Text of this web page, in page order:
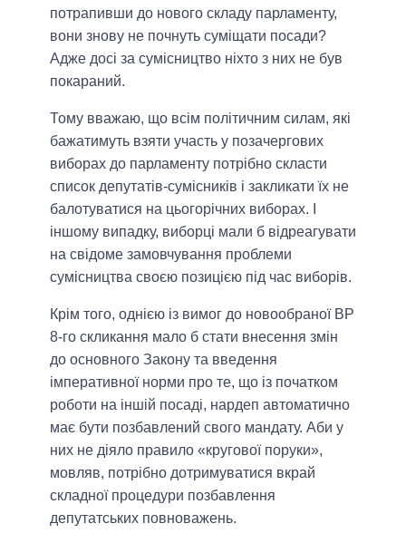
потрапивши до нового складу парламенту,
вони знову не почнуть суміщати посади?
Адже досі за сумісництво ніхто з них не був
покараний.
Тому вважаю, що всім політичним силам, які
бажатимуть взяти участь у позачергових
виборах до парламенту потрібно скласти
список депутатів-сумісників і закликати їх не
балотуватися на цьогорічних виборах. І
іншому випадку, виборці мали б відреагувати
на свідоме замовчування проблеми
сумісництва своєю позицією під час виборів.
Крім того, однією із вимог до новообраної ВР
8-го скликання мало б стати внесення змін
до основного Закону та введення
імперативної норми про те, що із початком
роботи на іншій посаді, нардеп автоматично
має бути позбавлений свого мандату. Аби у
них не діяло правило «кругової поруки»,
мовляв, потрібно дотримуватися вкрай
складної процедури позбавлення
депутатських повноважень.